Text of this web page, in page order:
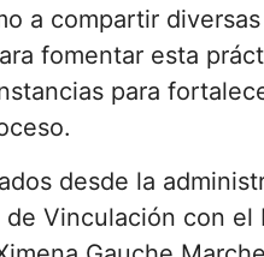
a compartir
fomentar esta
para
desde la
Vinculación con el